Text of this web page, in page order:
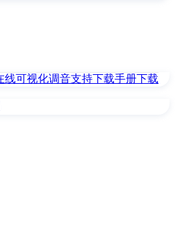
线可视化调音支持下载手册下载